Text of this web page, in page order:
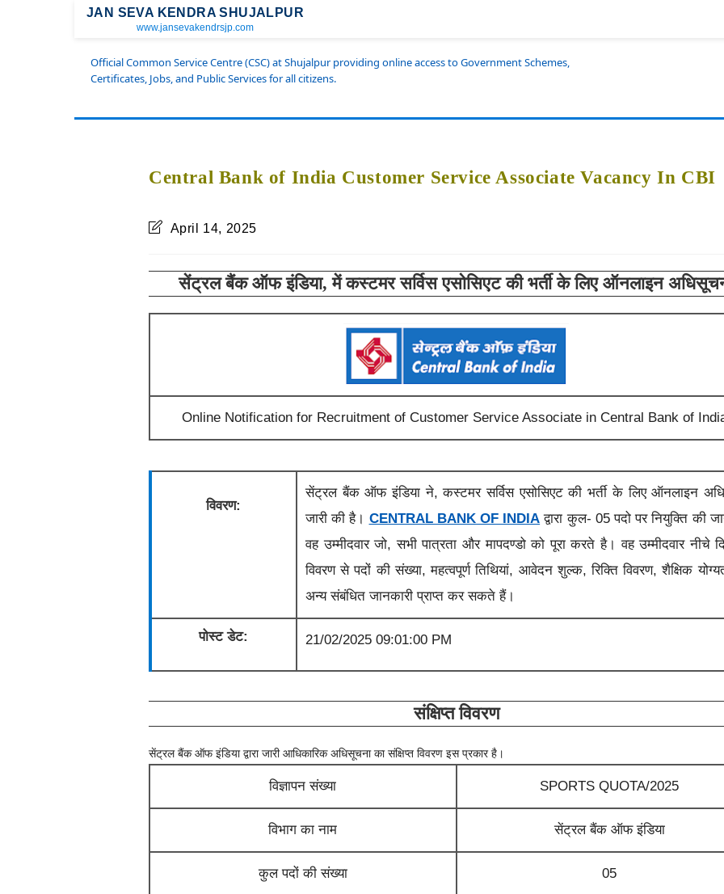
JAN SEVA KENDRA SHUJALPUR
www.jansevakendrsjp.com
Official Common Service Centre (CSC) at Shujalpur providing online access to Government Schemes,
Certificates, Jobs, and Public Services for all citizens.
Central Bank of India Customer Service Associate Vacancy In CBI
April 14, 2025
सेंट्रल बैंक ऑफ इंडिया, मेंकस्टमर सर्विस एसोसिएट की भर्ती के लिए ऑनलाइन
Online Notification for Recruitment of Customer Service Associate in Central Bank of
विवरण:
सेंट्रल बैंक ऑफ इंडियाने, कस्टमर सर्विस एसोसिएट की भर्ती के लिए ऑनलाइन
जारीकी है। CENTRAL BANK OF INDIA द्वारा कुल- 05 पदो पर नियुक्ति की
वह उम्मीदवार जो, सभी पात्रता और मापदण्डो को पूरा करते है। वह उम्मीदवार नीचे
विवरण से पदों की संख्या, महत्वपूर्ण तिथियां, आवेदन शुल्क, रिक्ति विवरण, शैक्षिक
अन्य संबंधित जानकारी प्राप्त कर सकते हैं।
पोस्ट डेट: 21/02/2025 09:01:00 PM
संक्षिप्त विवरण
सेंट्रल बैंक ऑफ इंडियाद्वारा जारी आधिकारिक अधिसूचना का संक्षिप्त विवरण इस प्रकार है।
विज्ञापन संख्या SPORTS QUOTA/2025
विभाग का नाम सेंट्रल बैंक ऑफ इंडिया
कुल पदों की संख्या 05